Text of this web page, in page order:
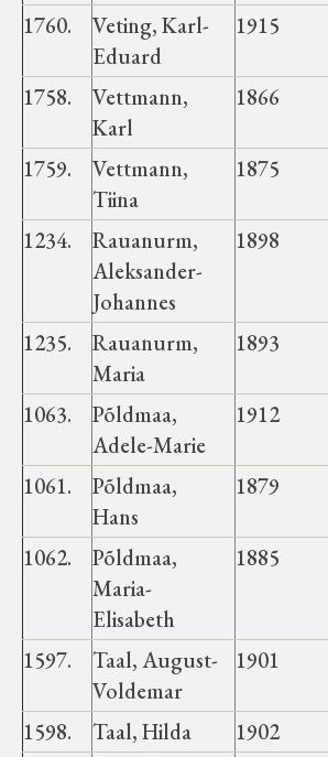
Muud koduloolist
Märjamaa ümbruse
elanike nimekirjad seisuga
15.12.1938
Haimre vald
Koluvere-Kalju vald
Luiste vald
Märjamaa vald
Varbola vald
Velise vald
Vigala vald
Velise kultuuri ja
1760.
Veting, Karl-
Eduard
1915
1758.
Vettmann,
Karl
1866
1759.
Vettmann,
Tiina
1875
1234.
Rauanurm,
Aleksander-
Johannes
1898
1235.
Rauanurm,
Maria
1893
1063.
Põldmaa,
Adele-Marie
1912
1061.
Põldmaa,
Hans
1879
1062.
Põldmaa,
Maria-
Elisabeth
1885
1597.
Taal, August-
Voldemar
1901
1598. Taal, Hilda 1902